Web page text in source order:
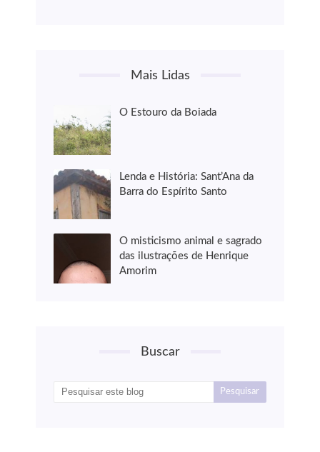
Mais Lidas
O Estouro da Boiada
Lenda e História: Sant’Ana da
Barra do Espírito Santo
O misticismo animal e sagrado
das ilustrações de Henrique
Amorim
Buscar